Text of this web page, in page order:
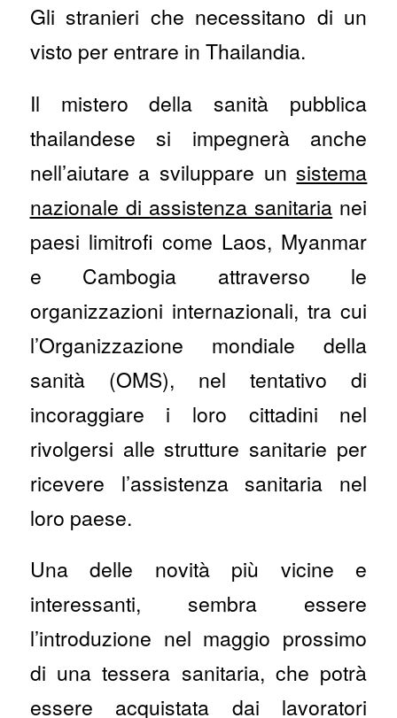
Gli stranieri che necessitano di un
visto per entrare in Thailandia.
Il mistero della sanità pubblica
thailandese si impegnerà anche
nell’aiutare a sviluppare unsistema
nazionale di assistenza sanitaria nei
paesi limitrofi come Laos, Myanmar
e Cambogia attraverso le
organizzazioni internazionali, tra cui
l’Organizzazione mondiale della
sanità (OMS), nel tentativo di
incoraggiare i loro cittadini nel
rivolgersi alle strutture sanitarie per
ricevere l’assistenza sanitaria nel
loro paese.
Una delle novità più vicine e
interessanti, sembra essere
l’introduzione nel maggio prossimo
di una tessera sanitaria, che potrà
essere acquistata dai lavoratori